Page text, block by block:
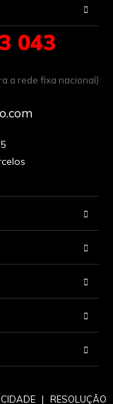
043
a rede fixa nacional)
| RESOLUÇÃO